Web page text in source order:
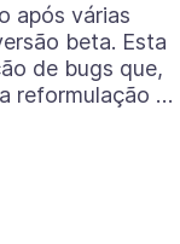
após várias
beta. Esta
de bugs que,
reformulação …